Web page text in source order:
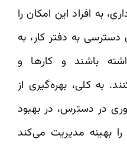
به افراد این امکان را
به دفتر کار، به
باشند و کارها و
به کلی، بهره‌گیری از
در دسترس، در بهبود
بهینه مدیریت می‌کند